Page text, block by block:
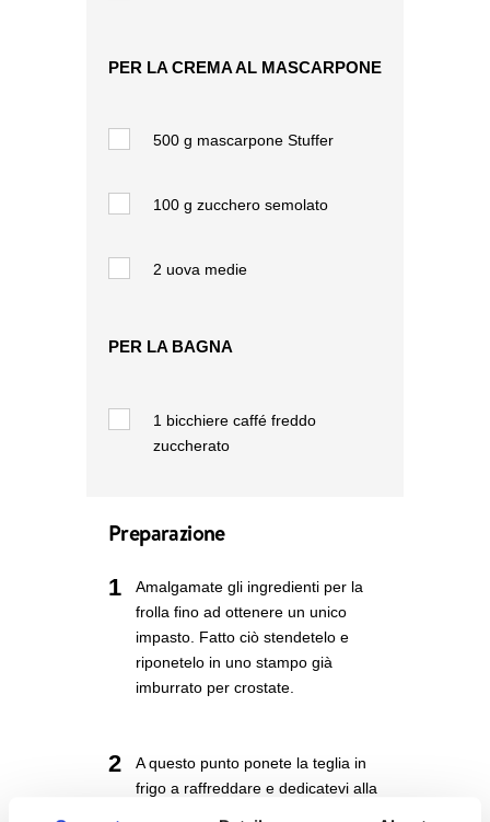
PER LA CREMA AL MASCARPONE
500 g mascarpone Stuffer
100 g zucchero semolato
2 uova medie
PER LA BAGNA
1 bicchiere caffé freddo
zuccherato
Preparazione
1
Amalgamate gli ingredienti per la
frolla fino ad ottenere un unico
impasto. Fatto ciò stendetelo e
riponetelo in uno stampo già
imburrato per crostate.
2
A questo punto ponete la teglia in
frigo a raffreddare e dedicatevi alla